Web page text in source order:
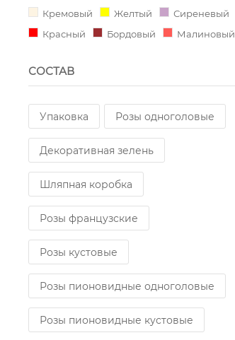
Кремовый
Желтый
Сиреневый
Красный
Бордовый Малиновый
СОСТАВ
Упаковка Розы одноголовые
Декоративная зелень
Шляпная коробка
Розы французские
Розы кустовые
Розы пионовидные одноголовые
Розы пионовидные кустовые